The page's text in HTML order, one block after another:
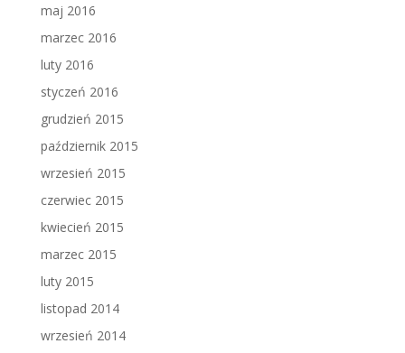
maj 2016
marzec 2016
luty 2016
styczeń 2016
grudzień 2015
październik 2015
wrzesień 2015
czerwiec 2015
kwiecień 2015
marzec 2015
luty 2015
listopad 2014
wrzesień 2014